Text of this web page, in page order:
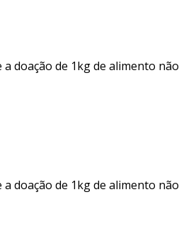
doação de 1kg de alimento não
doação de 1kg de alimento não